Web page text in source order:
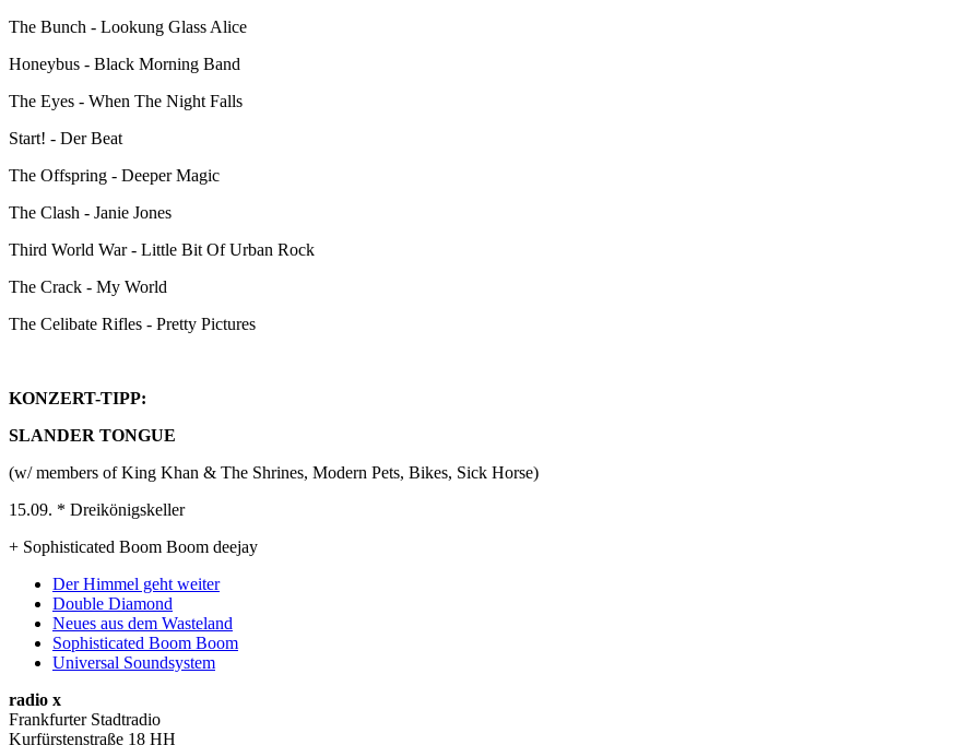
The Bunch - Lookung Glass Alice
Honeybus - Black Morning Band
The Eyes - When The Night Falls
Start! - Der Beat
The Offspring - Deeper Magic
The Clash - Janie Jones
Third World War - Little Bit Of Urban Rock
The Crack - My World
The Celibate Rifles - Pretty Pictures
KONZERT-TIPP:
SLANDER TONGUE
(w/ members of King Khan & The Shrines, Modern Pets, Bikes, Sick Horse)
15.09. * Dreikönigskeller
+ Sophisticated Boom Boom deejay
Der Himmel geht weiter
Double Diamond
Neues aus dem Wasteland
Sophisticated Boom Boom
Universal Soundsystem
radio x
Frankfurter Stadtradio
Kurfürstenstraße 18 HH